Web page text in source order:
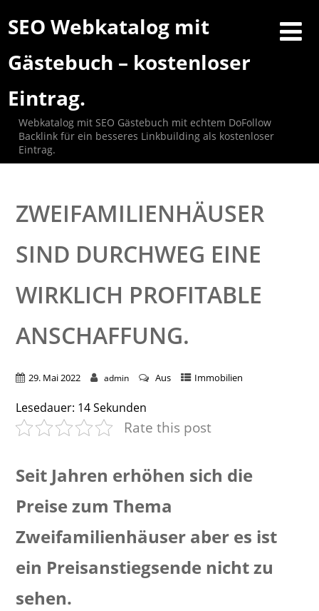
SEO Webkatalog mit
Gästebuch – kostenloser
Eintrag.
Webkatalog mit SEO Gästebuch mit echtem DoFollow
Backlink für ein besseres Linkbuilding als kostenloser
Eintrag.
ZWEIFAMILIENHÄUSER
SIND DURCHWEG EINE
WIRKLICH PROFITABLE
ANSCHAFFUNG.
29. Mai 2022 admin Aus Immobilien
Lesedauer: 14Sekunden
Rate this post
Seit Jahren erhöhen sich die
Preise zum Thema
Zweifamilienhäuser aber es ist
ein Preisanstiegsende nicht zu
sehen.